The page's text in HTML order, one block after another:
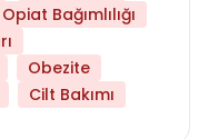
Opiat Bağımlılığı
Obezite
Cilt Bakımı